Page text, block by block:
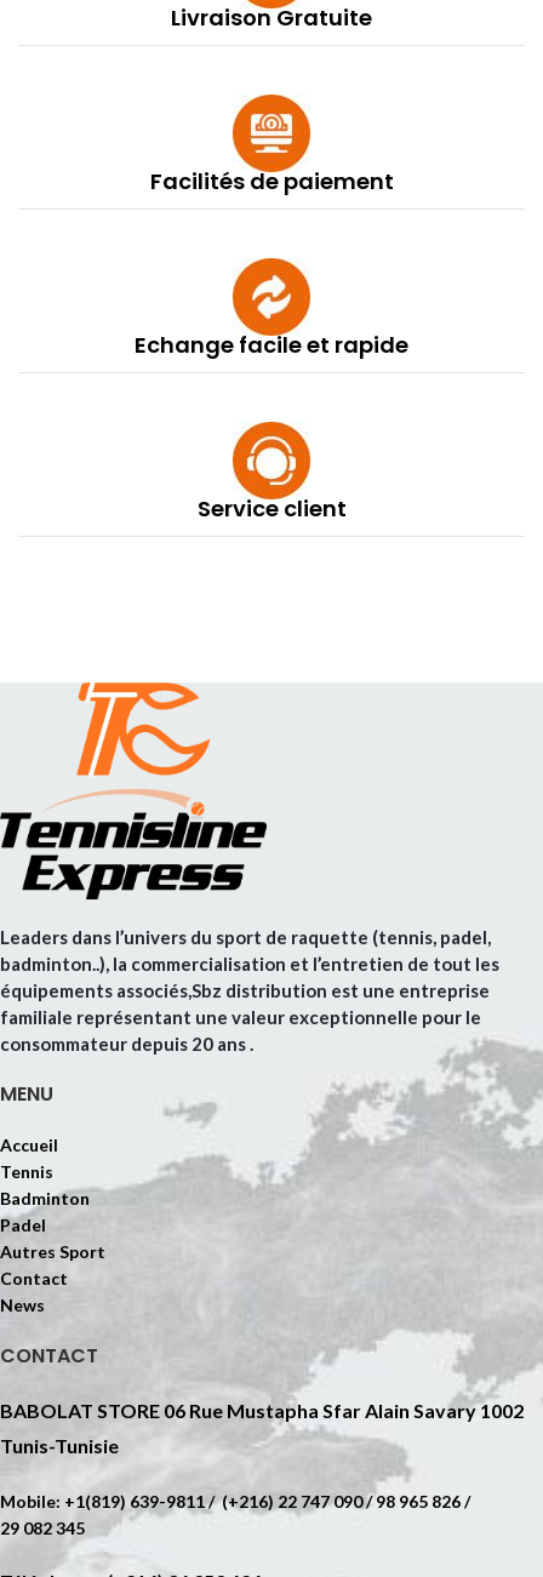
Livraison Gratuite
Facilités de paiement
Echange facile et rapide
Service client
Leaders dans l’univers du sport de raquette (tennis, padel,
badminton..), la commercialisation et l’entretien de tout les
équipements associés,Sbz distribution est une entreprise
familiale représentant une valeur exceptionnelle pour le
consommateur depuis 20 ans .
MENU
Accueil
Tennis
Badminton
Padel
Autres Sport
Contact
News
CONTACT
BABOLAT STORE 06 Rue Mustapha Sfar Alain Savary 1002
Tunis-Tunisie
Mobile: +1(819) 639-9811 / (+216) 22 747 090 / 98 965 826 /
29 082 345